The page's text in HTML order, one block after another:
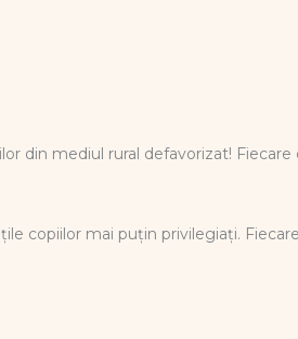
din mediul rural defavorizat! Fiecare
copiilor mai puțin privilegiați.